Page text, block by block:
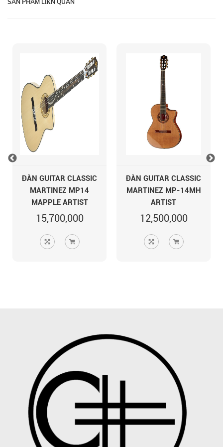
SẢN PHẨM LIКN QUAN
ĐÀN GUITAR CLASSIC
MARTINEZ MP14
MAPPLE ARTIST
15,700,000
ĐÀN GUITAR CLASSIC
MARTINEZ MP-14MH
ARTIST
12,500,000